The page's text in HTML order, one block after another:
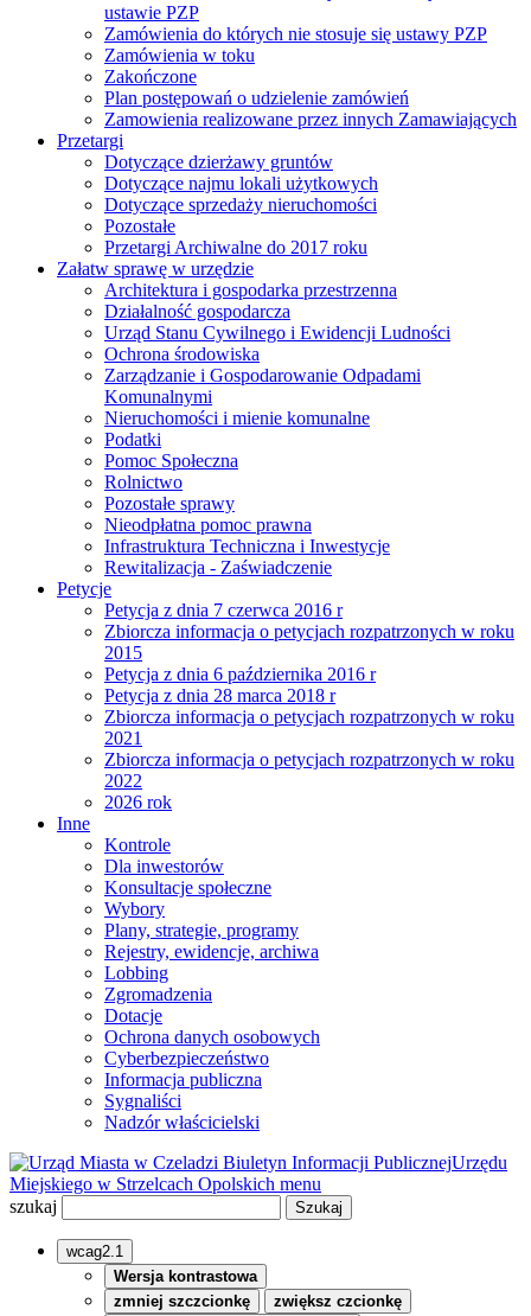
ustawie PZP
Zamówienia do których nie stosuje się ustawy PZP
Zamówienia w toku
Zakończone
Plan postępowań o udzielenie zamówień
Zamowienia realizowane przez innych Zamawiających
Przetargi
Dotyczące dzierżawy gruntów
Dotyczące najmu lokali użytkowych
Dotyczące sprzedaży nieruchomości
Pozostałe
Przetargi Archiwalne do 2017 roku
Załatw sprawę w urzędzie
Architektura i gospodarka przestrzenna
Działalność gospodarcza
Urząd Stanu Cywilnego i Ewidencji Ludności
Ochrona środowiska
Zarządzanie i Gospodarowanie Odpadami
Komunalnymi
Nieruchomości i mienie komunalne
Podatki
Pomoc Społeczna
Rolnictwo
Pozostałe sprawy
Nieodpłatna pomoc prawna
Infrastruktura Techniczna i Inwestycje
Rewitalizacja - Zaświadczenie
Petycje
Petycja z dnia 7 czerwca 2016 r
Zbiorcza informacja o petycjach rozpatrzonych w roku
2015
Petycja z dnia 6 października 2016 r
Petycja z dnia 28 marca 2018 r
Zbiorcza informacja o petycjach rozpatrzonych w roku
2021
Zbiorcza informacja o petycjach rozpatrzonych w roku
2022
2026 rok
Inne
Kontrole
Dla inwestorów
Konsultacje społeczne
Wybory
Plany, strategie, programy
Rejestry, ewidencje, archiwa
Lobbing
Zgromadzenia
Dotacje
Ochrona danych osobowych
Cyberbezpieczeństwo
Informacja publiczna
Sygnaliści
Nadzór właścicielski
Biuletyn Informacji PublicznejUrzędu
Miejskiego w Strzelcach Opolskich menu
szukaj
wcag2.1
Wersja kontrastowa
zmniej szczcionkę
zwiększ czcionkę